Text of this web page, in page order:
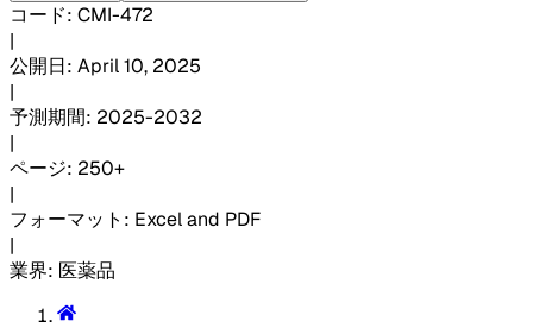
コード: CMI-472
|
公開日: April 10, 2025
|
予測期間: 2025-2032
|
ページ: 250+
|
フォーマット : Excel and PDF
|
業界: 医薬品